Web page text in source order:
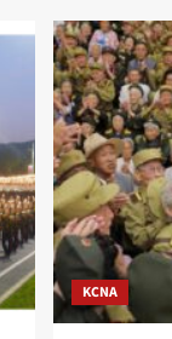
KCNA